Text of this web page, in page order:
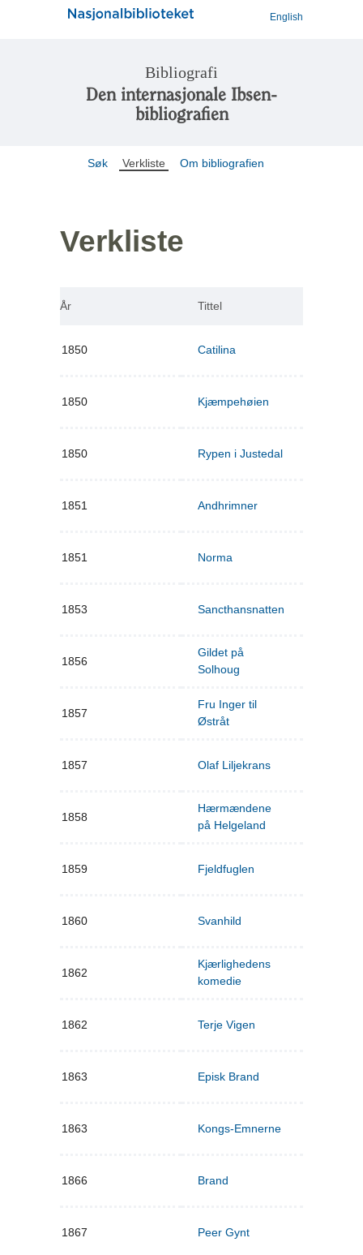
English
Bibliografi
Den internasjonale Ibsen-
bibliografien
Søk Verkliste Om bibliografien
Verkliste
År Tittel
1850 Catilina
1850 Kjæmpehøien
1850 Rypen i Justedal
1851 Andhrimner
1851 Norma
1853 Sancthansnatten
1856
Gildet på
Solhoug
1857
Fru Inger til
Østråt
1857 Olaf Liljekrans
1858
Hærmændene
på Helgeland
1859 Fjeldfuglen
1860 Svanhild
1862
Kjærlighedens
komedie
1862 Terje Vigen
1863 Episk Brand
1863 Kongs-Emnerne
1866 Brand
1867 Peer Gynt